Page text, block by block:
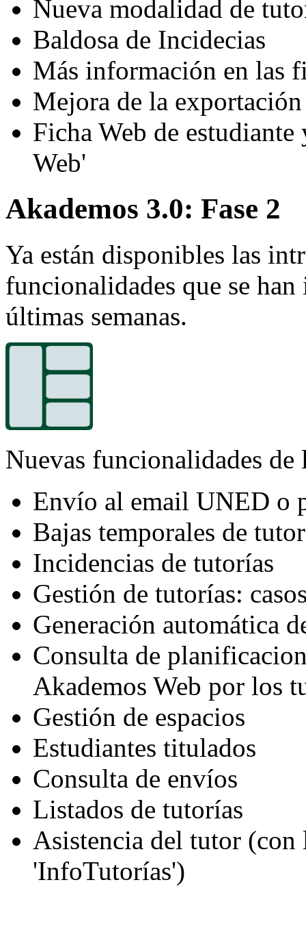
Nueva modalidad de
Baldosa de Incidecias
Más información en las
Mejora de la
Ficha Web de
Web'
Akademos 3.0: Fase 2
Ya están disponibles las
funcionalidades que se
últimas semanas.
Nuevas funcionalidades de
Envío al email UNED o
Bajas temporales de
Incidencias de tutorías
Gestión de tutorías:
Generación automática
Consulta de
Akademos Web por los
Gestión de espacios
Estudiantes titulados
Consulta de envíos
Listados de tutorías
Asistencia del tutor
'InfoTutorías')